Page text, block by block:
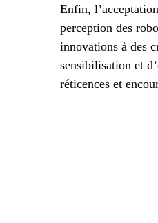
Enfin,
perception des
innovations à des
sensibilisation et
réticences et